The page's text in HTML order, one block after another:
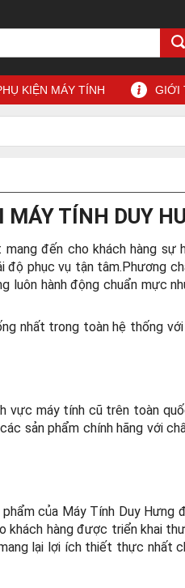
KIỆN MÁY TÍNH GIỚI
TÍNH DUY
đến cho khách hàng sự
phục vụ tận tâm.Phương
luôn hành động chuẩn mực
nhất trong toàn hệ thống
vực máy tính cũ trên toàn
sản phẩm chính hãng với
của Máy Tính Duy Hưng
khách hàng được triển khai
lại lợi ích thiết thực nhất